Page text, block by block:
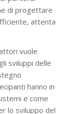
di progettare
attenta
vuole
sviluppi delle
hanno in
e come
lo sviluppo del